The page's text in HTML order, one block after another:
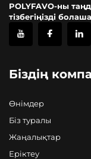
POLYFAVO-ны
тізбегіңізді
Біздің
Өнімдер
Біз туралы
Жаңалықтар
Еріктеу